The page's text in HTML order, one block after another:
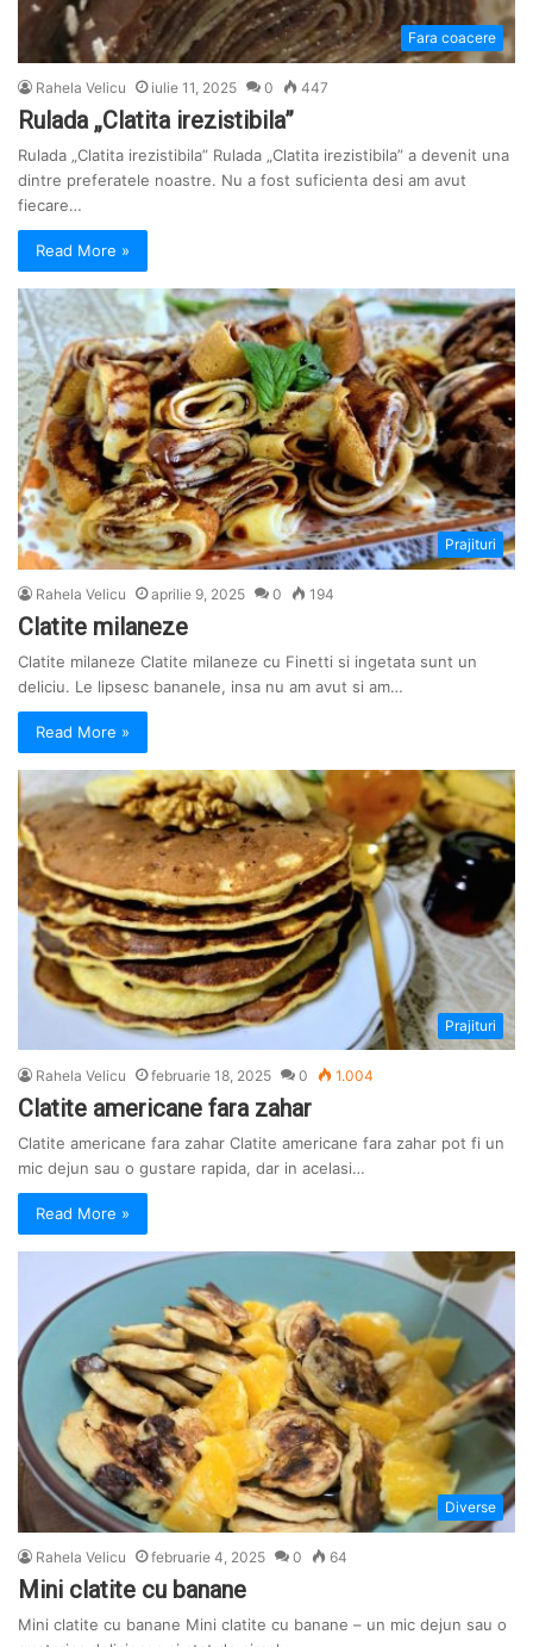
Fara coacere
Rahela Velicu iulie 11, 2025 0 447
Rulada „Clatita irezistibila”
Rulada „Clatita irezistibila” Rulada „Clatita irezistibila” a devenit una
dintre preferatele noastre. Nu a fost suficienta desi am avut
fiecare…
Read More »
Prajituri
Rahela Velicu aprilie 9, 2025 0 194
Clatite milaneze
Clatite milaneze Clatite milaneze cu Finetti si ingetata sunt un
deliciu. Le lipsesc bananele, insa nu am avut si am…
Read More »
Prajituri
Rahela Velicu februarie 18, 2025 0 1.004
Clatite americane fara zahar
Clatite americane fara zahar Clatite americane fara zahar pot fi un
mic dejun sau o gustare rapida, dar in acelasi…
Read More »
Diverse
Rahela Velicu februarie 4, 2025 0 64
Mini clatite cu banane
Mini clatite cu banane Mini clatite cu banane – un mic dejun sau o